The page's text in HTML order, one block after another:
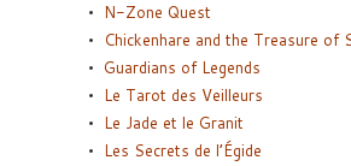
N-Zone Quest
Chickenhare and the Treasure of
Guardians of Legends
Le Tarot des Veilleurs
Le Jade et le Granit
Les Secrets de l’Égide